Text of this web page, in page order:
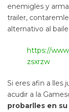
enemigles y
trailer,
alternativo al
https://
zsxrzw
Si eres afin a lles
acudir a la
probarlles en